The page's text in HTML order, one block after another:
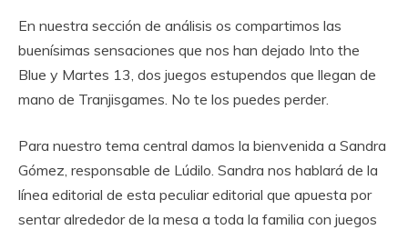
En nuestra sección de análisis os compartimos las
buenísimas sensaciones que nos han dejado Into the
Blue y Martes 13, dos juegos estupendos que llegan de
mano de Tranjisgames. No te los puedes perder.
Para nuestro tema central damos la bienvenida a Sandra
Gómez, responsable de Lúdilo. Sandra nos hablará de la
línea editorial de esta peculiar editorial que apuesta por
sentar alrededor de la mesa a toda la familia con juegos